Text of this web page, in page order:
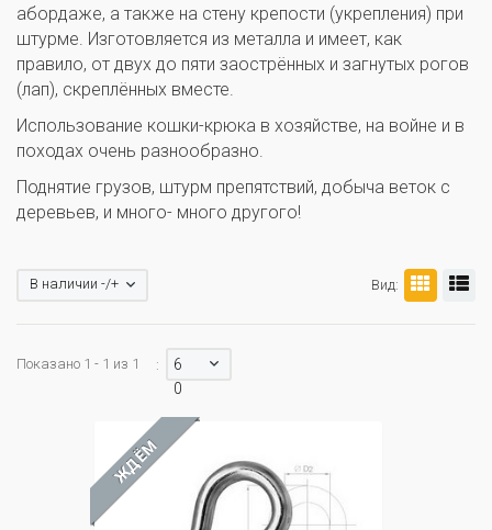
абордаже, а также на стену крепости (укрепления) при
штурме. Изготовляется из металла и имеет, как
правило, от двух до пяти заострённых и загнутых рогов
(лап), скреплённых вместе.
Использование кошки-крюка в хозяйстве, на войне и в
походах очень разнообразно.
Поднятие грузов, штурм препятствий, добыча веток с
деревьев, и много- много другого!
Вид:
В наличии -/+
Показано 1 - 1 из 1 :
6
0
ЖДЁМ